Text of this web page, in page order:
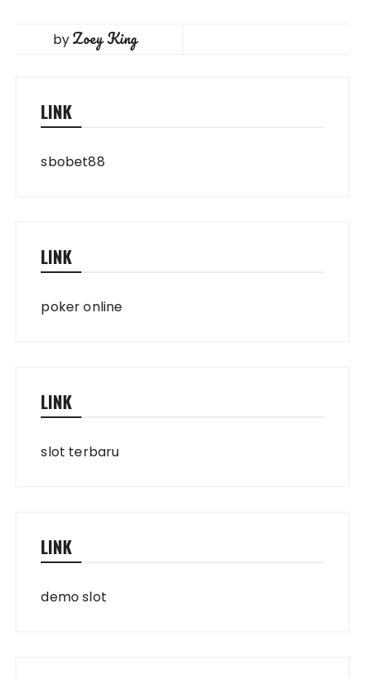
byZoey King
LINK
sbobet88
LINK
poker online
LINK
slot terbaru
LINK
demo slot